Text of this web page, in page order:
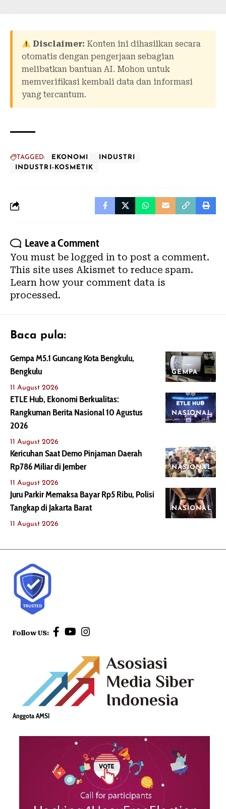
Disclaimer: Konten ini dihasilkan secara
otomatis dengan pengerjaan sebagian
melibatkan bantuan AI. Mohon untuk
memverifikasi kembali data dan informasi
yang tercantum.
TAGGED: EKONOMI
INDUSTRI
INDUSTRI-KOSMETIK
Leave a Comment
You must be logged in to post a comment.
This site uses Akismet to reduce spam.
Learn how your comment data is
processed.
Baca pula:
GEMPA
Gempa M5.1 Guncang Kota Bengkulu,
Bengkulu
11 August 2026
NASIONAL
ETLE Hub, Ekonomi Berkualitas:
Rangkuman Berita Nasional 10 Agustus
2026
11 August 2026
NASIONAL
Kericuhan Saat Demo Pinjaman Daerah
Rp786 Miliar di Jember
11 August 2026
NASIONAL
Juru Parkir Memaksa Bayar Rp5 Ribu, Polisi
Tangkap di Jakarta Barat
11 August 2026
Follow US:
Anggota AMSI